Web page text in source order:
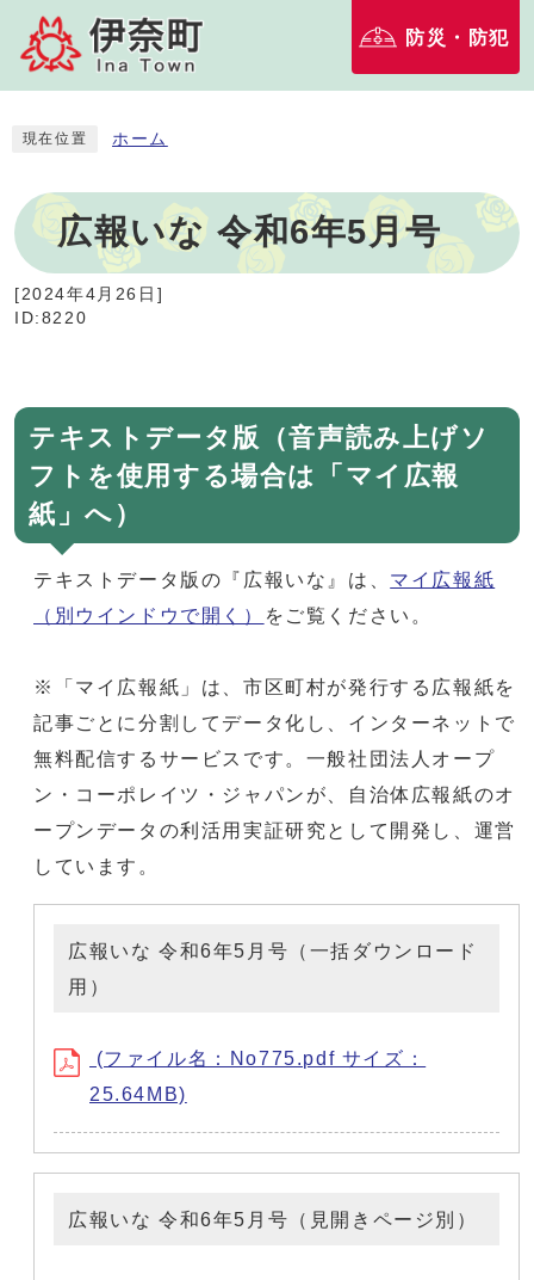
防災・防犯
現在位置 ホーム
広報いな 令和6年5月号
[2024年4月26日 ]
ID:8220
テキストデータ版（音声読み上げソ
フトを使用する場合は「マイ広報
紙」へ）
テキストデータ版の『広報いな』は、 マイ広報紙
（別ウインドウで開く）
をご覧ください。
※「マイ広報紙」は、市区町村が発行する広報紙を
記事ごとに分割してデータ化し、インターネットで
無料配信するサービスです。一般社団法人オープ
ン・コーポレイツ・ジャパンが、自治体広報紙のオ
ープンデータの利活用実証研究として開発し、運営
しています。
広報いな 令和6年5月号（一括ダウンロード
用）
(ファイル名：No775.pdf サイズ：
25.64MB)
広報いな 令和6年5月号（見開きページ別）